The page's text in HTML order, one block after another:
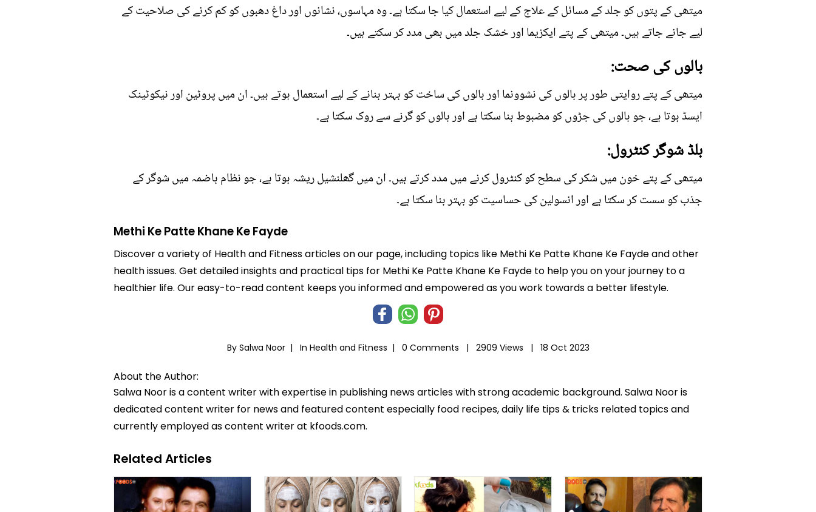
میتھی کے پتوں کو جلد کے مسائل کے علاج کے لیے استعمال کیا جا سکتا ہے۔ وہ مہاسوں، نشانوں اور داغ دھبوں کو کم کرنے کی صلاحیت کے
لیے جانے جاتے ہیں۔ میتھی کے پتے ایکزیما اور خشک جلد میں بھی مدد کر سکتے ہیں۔
بالوں کی صحت:
میتھی کے پتے روایتی طور پر بالوں کی نشوونما اور بالوں کی ساخت کو بہتر بنانے کے لیے استعمال ہوتے ہیں۔ ان میں پروٹین اور نیکوٹینک
ایسڈ ہوتا ہے، جو بالوں کی جڑوں کو مضبوط بنا سکتا ہے اور بالوں کو گرنے سے روک سکتا ہے۔
بلڈ شوگر کنٹرول:
میتھی کے پتے خون میں شکر کی سطح کو کنٹرول کرنے میں مدد کرتے ہیں۔ ان میں گھلنشیل ریشہ ہوتا ہے، جو نظام ہاضمہ میں شوگر کے
جذب کو سست کر سکتا ہے اور انسولین کی حساسیت کو بہتر بنا سکتا ہے۔
Methi Ke Patte Khane Ke Fayde
Discover a variety of Health and Fitness articles on our page, including topics like Methi Ke Patte Khane Ke Fayde and other
health issues. Get detailed insights and practical tips for Methi Ke Patte Khane Ke Fayde to help you on your journey to a
healthier life. Our easy-to-read content keeps you informed and empowered as you work towards a better lifestyle.
By Salwa Noor | In Health and Fitness | 0 Comments | 2909 Views | 18 Oct 2023
About the Author:
Salwa Noor is a content writer with expertise in publishing news articles with strong academic background. Salwa Noor is
dedicated content writer for news and featured content especially food recipes, daily life tips & tricks related topics and
currently employed as content writer at kfoods.com.
Related Articles